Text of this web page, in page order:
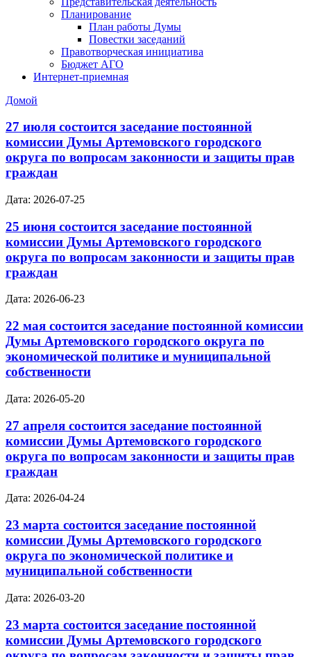
Планирование
План работы Думы
Повестки заседаний
Правотворческая инициатива
Бюджет АГО
Интернет-приемная
Домой
27 июля состоится заседание постоянной
комиссии Думы Артемовского городского
округа по вопросам законности и защиты прав
граждан
Дата: 2026-07-25
25 июня состоится заседание постоянной
комиссии Думы Артемовского городского
округа по вопросам законности и защиты прав
граждан
Дата: 2026-06-23
22 мая состоится заседание постоянной комиссии
Думы Артемовского городского округа по
экономической политике и муниципальной
собственности
Дата: 2026-05-20
27 апреля состоится заседание постоянной
комиссии Думы Артемовского городского
округа по вопросам законности и защиты прав
граждан
Дата: 2026-04-24
23 марта состоится заседание постоянной
комиссии Думы Артемовского городского
округа по экономической политике и
муниципальной собственности
Дата: 2026-03-20
23 марта состоится заседание постоянной
комиссии Думы Артемовского городского